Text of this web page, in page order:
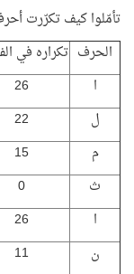
تأمّلوا كيف تكرّرت
الحرف تكراره في
ا
26
ل
22
م
15
ث
0
ا
26
ن
11